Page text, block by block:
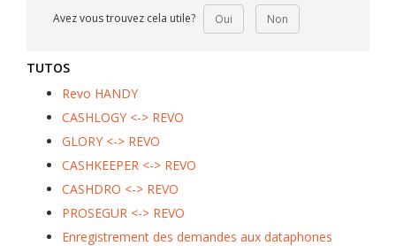
Avez vous trouvez cela utile? Oui Non
TUTOS
Revo HANDY
CASHLOGY <-> REVO
GLORY <-> REVO
CASHKEEPER <-> REVO
CASHDRO <-> REVO
PROSEGUR <-> REVO
Enregistrement des demandes aux dataphones